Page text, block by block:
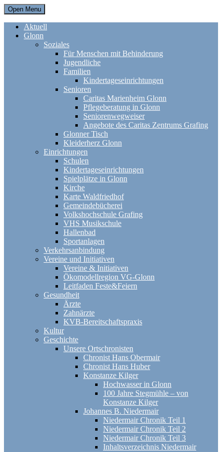
Open Menu
Aktuell
Glonn
Soziales
Für Menschen mit Behinderung
Jugendliche
Familien
Kindertageseinrichtungen
Senioren
Caritas Marienheim Glonn
Pflegeberatung in Glonn
Seniorenwegweiser
Angebote des Caritas Zentrums Grafing
Glonner Tisch
Kleiderherz Glonn
Einrichtungen
Schulen
Kindertageseinrichtungen
Spielplätze in Glonn
Kirche
Karte Waldfriedhof
Gemeindebücherei
Volkshochschule Grafing
VHS Musikschule
Hallenbad
Sportanlagen
Verkehrsanbindung
Vereine und Initiativen
Vereine & Initiativen
Ökomodellregion VG-Glonn
Leitfaden Feste&Feiern
Gesundheit
Ärzte
Zahnärzte
KVB-Bereitschaftspraxis
Kultur
Geschichte
Unsere Ortschronisten
Chronist Hans Obermair
Chronist Hans Huber
Konstanze Kilger
Hochwasser in Glonn
100 Jahre Stegmühle – von
Konstanze Kilger
Johannes B. Niedermair
Niedermair Chronik Teil 1
Niedermair Chronik Teil 2
Niedermair Chronik Teil 3
Inhaltsverzeichnis Niedermair